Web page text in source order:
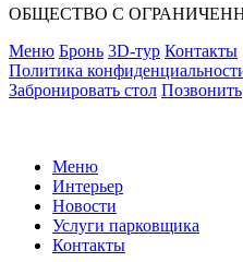
ОБЩЕСТВО С
Меню Бронь 3D-тур Контакты
Политика
Забронировать стол Позвонить
Меню
Интерьер
Новости
Услуги парковщика
Контакты